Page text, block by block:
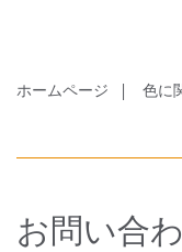
ホームページ 色に
お問い合